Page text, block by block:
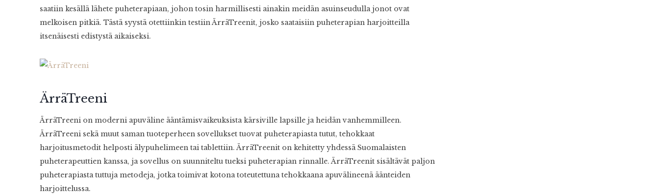
saatiin kesällä lähete puheterapiaan, johon tosin harmillisesti ainakin meidän asuinseudulla jonot ovat
melkoisen pitkiä. Tästä syystä otettiinkin testiin ÄrräTreenit, josko saataisiin puheterapian harjoitteilla
itsenäisesti edistystä aikaiseksi.
ÄrräTreeni
ÄrräTreeni on moderni apuväline ääntämisvaikeuksista kärsiville lapsille ja heidän vanhemmilleen.
ÄrräTreeni sekä muut saman tuoteperheen sovellukset tuovat puheterapiasta tutut, tehokkaat
harjoitusmetodit helposti älypuhelimeen tai tablettiin. ÄrräTreenit on kehitetty yhdessä Suomalaisten
puheterapeuttien kanssa, ja sovellus on suunniteltu tueksi puheterapian rinnalle. ÄrräTreenit sisältävät paljon
puheterapiasta tuttuja metodeja, jotka toimivat kotona toteutettuna tehokkaana apuvälineenä äänteiden
harjoittelussa.